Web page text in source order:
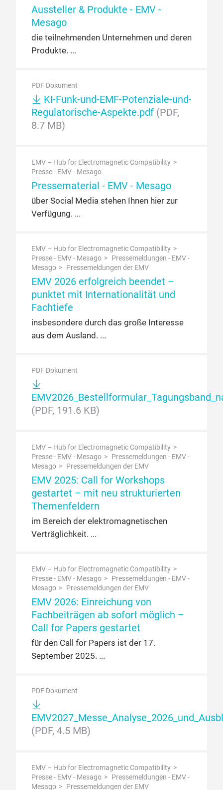
Aussteller & Produkte - EMV -
Mesago
die teilnehmenden Unternehmen und deren
Produkte.
PDF Dokument
KI-Funk-und-EMF-Potenziale-und-
Regulatorische-Aspekte.pdf (PDF,
8.7 MB)
EMV – Hub for Electromagnetic Compatibility
Presse - EMV - Mesago
Pressematerial - EMV - Mesago
über Social Media stehen Ihnen hier zur
Verfügung.
EMV – Hub for Electromagnetic Compatibility
Presse - EMV - Mesago
Pressemeldungen - EMV -
Mesago
Pressemeldungen der EMV
EMV 2026 erfolgreich beendet –
punktet mit Internationalität und
Fachtiefe
insbesondere durch das große Interesse
aus dem Ausland.
PDF Dokument
(PDF, 191.6 KB)
EMV – Hub for Electromagnetic Compatibility
Presse - EMV - Mesago
Pressemeldungen - EMV -
Mesago
Pressemeldungen der EMV
EMV 2025: Call for Workshops
gestartet – mit neu strukturierten
Themenfeldern
im Bereich der elektromagnetischen
Verträglichkeit.
EMV – Hub for Electromagnetic Compatibility
Presse - EMV - Mesago
Pressemeldungen - EMV -
Mesago
Pressemeldungen der EMV
EMV 2026: Einreichung von
Fachbeiträgen ab sofort möglich –
Call for Papers gestartet
für den Call for Papers ist der 17.
September 2025.
PDF Dokument
(PDF, 4.5 MB)
EMV – Hub for Electromagnetic Compatibility
Presse - EMV - Mesago
Pressemeldungen - EMV -
Mesago
Pressemeldungen der EMV